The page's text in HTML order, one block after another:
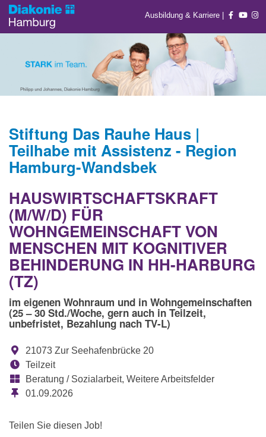
Ausbildung & Karriere |
Stiftung Das Rauhe Haus |
Teilhabe mit Assistenz - Region
Hamburg-Wandsbek
HAUSWIRTSCHAFTSKRAFT
(M/W/D) FÜR
WOHNGEMEINSCHAFT VON
MENSCHEN MIT KOGNITIVER
BEHINDERUNG IN HH-HARBURG
(TZ)
im eigenen Wohnraum und in Wohngemeinschaften
(25 – 30 Std./Woche, gern auch in Teilzeit,
unbefristet, Bezahlung nach TV-L)
21073 Zur Seehafenbrücke 20
Teilzeit
Beratung / Sozialarbeit, Weitere Arbeitsfelder
01.09.2026
Teilen Sie diesen Job!